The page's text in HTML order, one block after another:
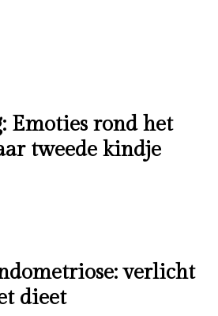
Emoties rond het
tweede kindje
verlicht
dieet